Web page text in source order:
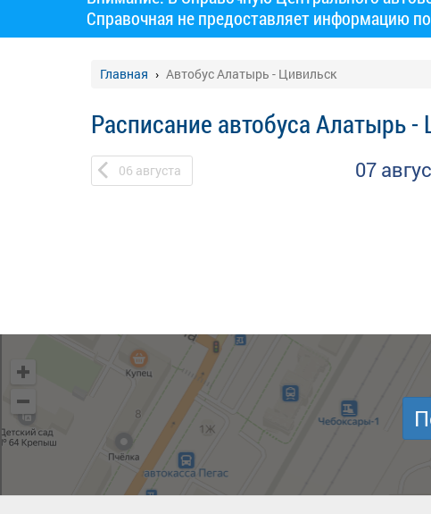
Справочная не предоставляет информацию
Главная Автобус Алатырь - Цивильск
Расписание автобуса Алатырь -
06 августа 07